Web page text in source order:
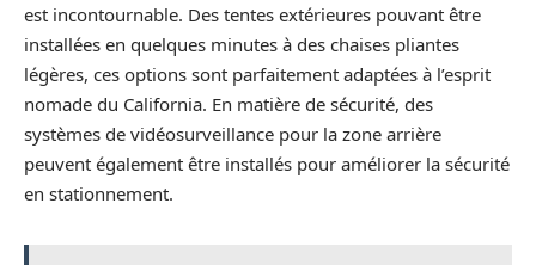
est incontournable. Des tentes extérieures pouvant être
installées en quelques minutes à des chaises pliantes
légères, ces options sont parfaitement adaptées à l’esprit
nomade du California. En matière de sécurité, des
systèmes de vidéosurveillance pour la zone arrière
peuvent également être installés pour améliorer la sécurité
en stationnement.